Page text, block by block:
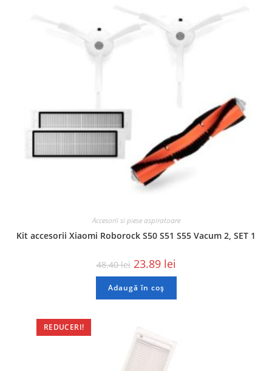
Accesorii si piese aspiratoare
Kit accesorii Xiaomi Roborock S50 S51 S55 Vacum 2, SET 1
48.40lei 23.89 lei
Adaugă în coș
REDUCERI!